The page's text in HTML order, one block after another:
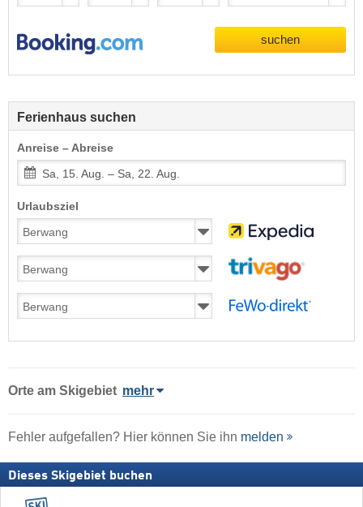
suchen
Ferienhaus suchen
Anreise – Abreise
Sa, 15. Aug. – Sa, 22. Aug.
Urlaubsziel
Orte am Skigebiet mehr
Fehler aufgefallen? Hier können Sie ihn melden
Dieses Skigebiet buchen